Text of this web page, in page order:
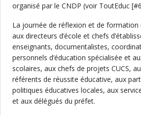
organisé par le CNDP (voir ToutEduc
La journée de réflexion et de formation
aux directeurs d’école et chefs
enseignants, documentalistes,
personnels d’éducation spécialisée et
scolaires, aux chefs de projets CUCS,
référents de réussite éducative, aux
politiques éducatives locales, aux
et aux délégués du préfet.